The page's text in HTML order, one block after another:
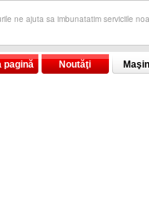
ne ajuta sa imbunatatim serviciile
pagină Noutăţi